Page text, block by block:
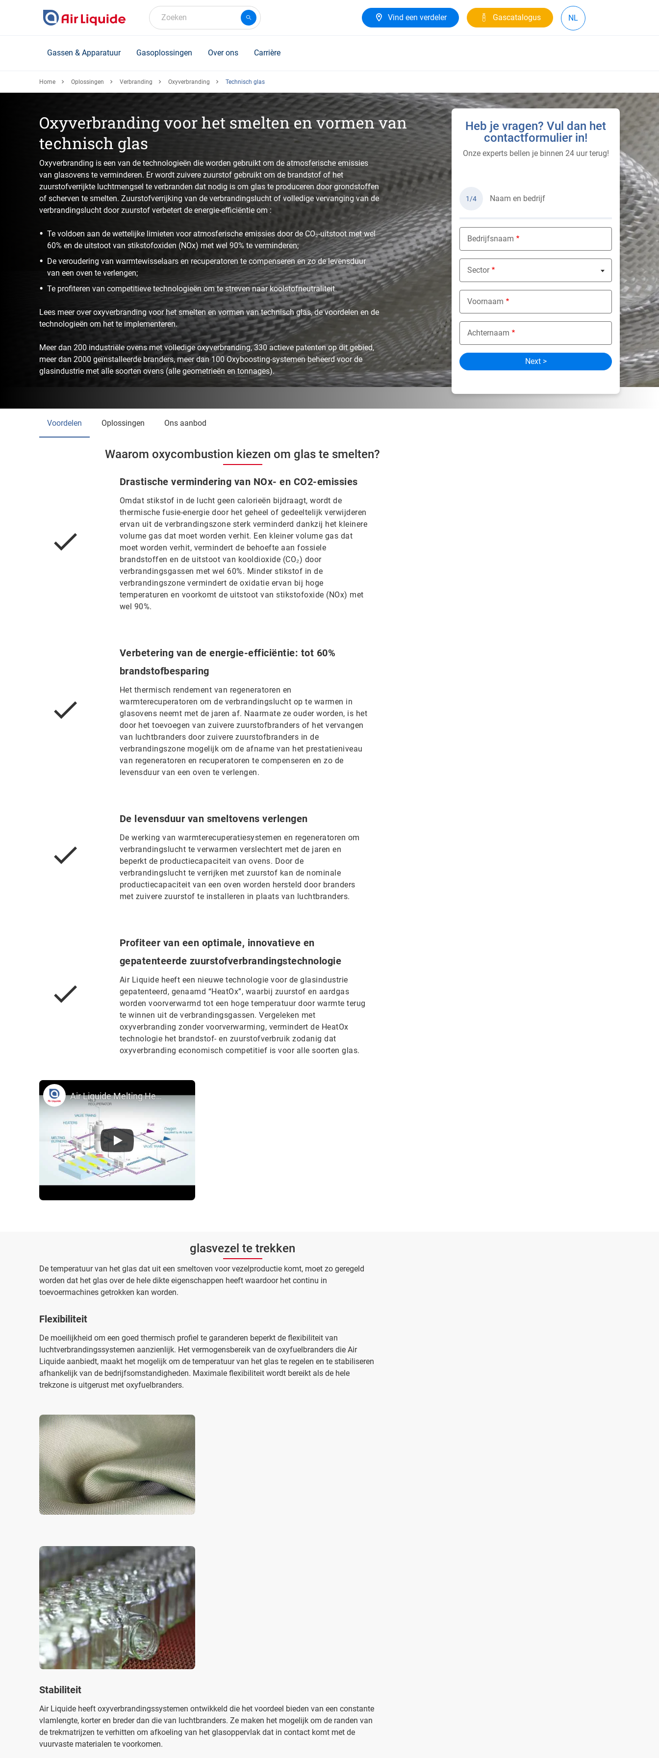
Zoeken Vind een verdeler Gascatalogus NL
Gassen & Apparatuur Gasoplossingen Over ons Carrière
Home Oplossingen Verbranding Oxyverbranding Technisch glas
Oxyverbranding voor het smelten en vormen van
technisch glas
Oxyverbranding is een van de technologieën die worden gebruikt om de atmosferische emissies
van glasovens te verminderen. Er wordt zuivere zuurstof gebruikt om de brandstof of het
zuurstofverrijkte luchtmengsel te verbranden dat nodig is om glas te produceren door grondstoffen
of scherven te smelten. Zuurstofverrijking van de verbrandingslucht of volledige vervanging van de
verbrandingslucht door zuurstof verbetert de energie-efficiëntie om :
Te voldoen aan de wettelijke limieten voor atmosferische emissies door de CO₂-uitstoot met wel
60% en de uitstoot van stikstofoxiden (NOx) met wel 90% te verminderen;
De veroudering van warmtewisselaars en recuperatoren te compenseren en zo de levensduur
van een oven te verlengen;
Te profiteren van competitieve technologieën om te streven naar koolstofneutraliteit.
Lees meer over oxyverbranding voor het smelten en vormen van technisch glas, de voordelen en de
technologieën om het te implementeren.
Meer dan 200 industriële ovens met volledige oxyverbranding, 330 actieve patenten op dit gebied,
meer dan 2000 geïnstalleerde branders, meer dan 100 Oxyboosting-systemen beheerd voor de
glasindustrie met alle soorten ovens (alle geometrieën en tonnages).
Voordelen Oplossingen Ons aanbod
Waarom oxycombustion kiezen om glas te smelten?
Drastische vermindering van NOx- en CO2-emissies
Omdat stikstof in de lucht geen calorieën bijdraagt, wordt de
thermische fusie-energie door het geheel of gedeeltelijk verwijderen
ervan uit de verbrandingszone sterk verminderd dankzij het kleinere
volume gas dat moet worden verhit. Een kleiner volume gas dat
moet worden verhit, vermindert de behoefte aan fossiele
brandstoffen en de uitstoot van kooldioxide (CO₂) door
verbrandingsgassen met wel 60%. Minder stikstof in de
verbrandingszone vermindert de oxidatie ervan bij hoge
temperaturen en voorkomt de uitstoot van stikstofoxide (NOx) met
wel 90%.
Verbetering van de energie-efficiëntie: tot 60%
brandstofbesparing
Het thermisch rendement van regeneratoren en
warmterecuperatoren om de verbrandingslucht op te warmen in
glasovens neemt met de jaren af. Naarmate ze ouder worden, is het
door het toevoegen van zuivere zuurstofbranders of het vervangen
van luchtbranders door zuivere zuurstofbranders in de
verbrandingszone mogelijk om de afname van het prestatieniveau
van regeneratoren en recuperatoren te compenseren en zo de
levensduur van een oven te verlengen.
De levensduur van smeltovens verlengen
De werking van warmterecuperatiesystemen en regeneratoren om
verbrandingslucht te verwarmen verslechtert met de jaren en
beperkt de productiecapaciteit van ovens. Door de
verbrandingslucht te verrijken met zuurstof kan de nominale
productiecapaciteit van een oven worden hersteld door branders
met zuivere zuurstof te installeren in plaats van luchtbranders.
Air Liquide Melting Heat-Oxy-Combustion
Profiteer van een optimale, innovatieve en
gepatenteerde zuurstofverbrandingstechnologie
Air Liquide heeft een nieuwe technologie voor de glasindustrie
gepatenteerd, genaamd “HeatOx”, waarbij zuurstof en aardgas
worden voorverwarmd tot een hoge temperatuur door warmte terug
te winnen uit de verbrandingsgassen. Vergeleken met
oxyverbranding zonder voorverwarming, vermindert de HeatOx
technologie het brandstof- en zuurstofverbruik zodanig dat
oxyverbranding economisch competitief is voor alle soorten glas.
glasvezel te trekken
De temperatuur van het glas dat uit een smeltoven voor vezelproductie komt, moet zo geregeld
worden dat het glas over de hele dikte eigenschappen heeft waardoor het continu in
toevoermachines getrokken kan worden.
Flexibiliteit
De moeilijkheid om een goed thermisch profiel te garanderen beperkt de flexibiliteit van
luchtverbrandingssystemen aanzienlijk. Het vermogensbereik van de oxyfuelbranders die Air
Liquide aanbiedt, maakt het mogelijk om de temperatuur van het glas te regelen en te stabiliseren
afhankelijk van de bedrijfsomstandigheden. Maximale flexibiliteit wordt bereikt als de hele
trekzone is uitgerust met oxyfuelbranders.
Stabiliteit
Air Liquide heeft oxyverbrandingssystemen ontwikkeld die het voordeel bieden van een constante
vlamlengte, korter en breder dan die van luchtbranders. Ze maken het mogelijk om de randen van
de trekmatrijzen te verhitten om afkoeling van het glasoppervlak dat in contact komt met de
vuurvaste materialen te voorkomen.
Heb je vragen? Vul dan het
contactformulier in!
Onze experts bellen je binnen 24 uur terug!
1/4 Naam en bedrijf
Bedrijfsnaam
Sector
Nothing selected
Voornaam
Achternaam